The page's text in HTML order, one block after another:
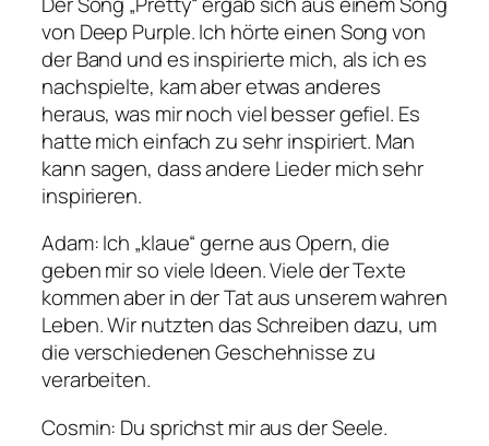
von Deep Purple. Ich hörte einen Song von
der Band und es inspirierte mich, als ich es
nachspielte, kam aber etwas anderes
heraus, was mir noch viel besser gefiel. Es
hatte mich einfach zu sehr inspiriert. Man
kann sagen, dass andere Lieder mich sehr
inspirieren.
Adam: Ich „klaue“ gerne aus Opern, die
geben mir so viele Ideen. Viele der Texte
kommen aber in der Tat aus unserem wahren
Leben. Wir nutzten das Schreiben dazu, um
die verschiedenen Geschehnisse zu
verarbeiten.
Cosmin: Du sprichst mir aus der Seele.